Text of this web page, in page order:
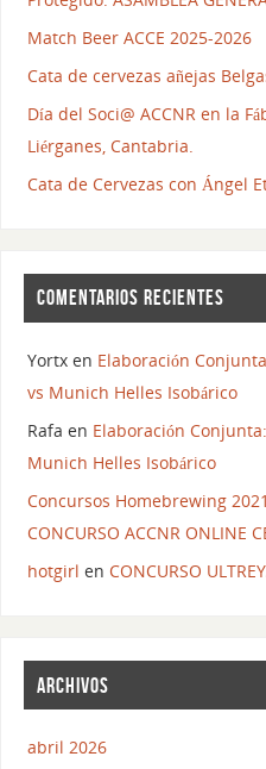
Match Beer ACCE 2025-2026
Cata de cervezas añejas
Día del Soci@ ACCNR en la
Liérganes, Cantabria.
Cata de Cervezas con Ángel
COMENTARIOS RECIENTES
Yortxen Elaboración
vs Munich Helles Isobárico
Rafa en Elaboración
Munich Helles Isobárico
Concursos Homebrewing
CONCURSO ACCNR ONLINE
hotgirl en CONCURSO
ARCHIVOS
abril 2026